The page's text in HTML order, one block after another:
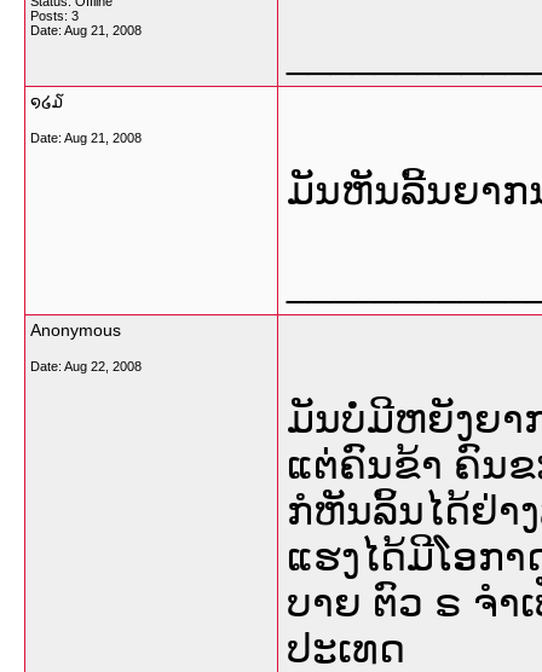
Posts: 3
Date: Aug 21, 2008
໑໒໓
Date: Aug 21, 2008
ມັນຫັນລີ້ນຍາກ
Anonymous
Date: Aug 22, 2008
ມັນບໍ່ມີຫຍັງຍາ
ແຕ່ຄົນຂ້າ ຄົນຂ
ກໍຫັນລິ້ນໄດ້ຢ່າ
ແຮງໄດ້ມີໂອກ
ບາຍ ຕົວ ຣ​ ຈຳ
ປະເທດ